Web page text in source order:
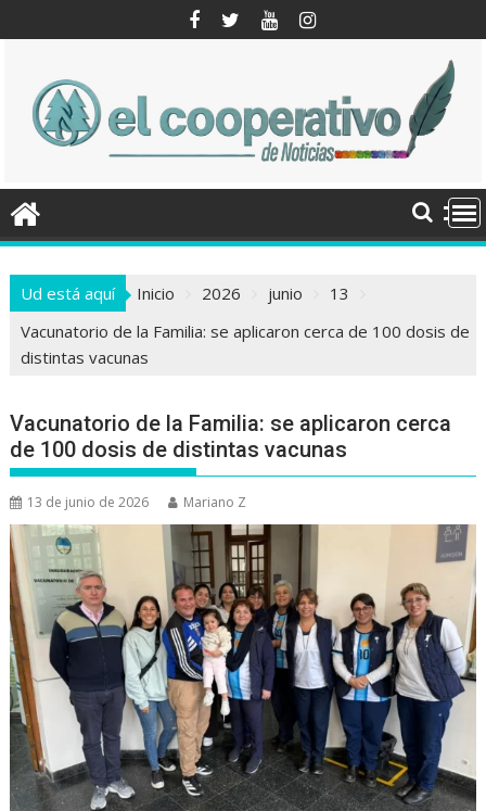
al
Ud está aquí Inicio 2026 junio
13
Vacunatorio de la Familia: se aplicaron cerca de 100 dosis de
distintas vacunas
Vacunatorio de la Familia: se aplicaron cerca
de 100 dosis de distintas vacunas
13 de junio de 2026 Mariano Z